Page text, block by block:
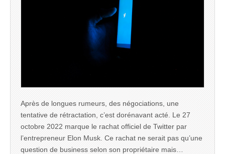
Après de longues rumeurs, des négociations, une
tentative de rétractation, c’est dorénavant acté. Le 27
octobre 2022 marque le rachat officiel de Twitter par
l’entrepreneur Elon Musk. Ce rachat ne serait pas qu’une
question de business selon son propriétaire mais…